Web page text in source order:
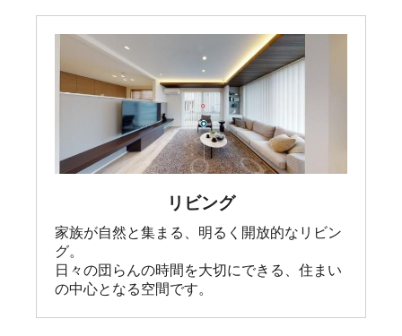
リビング
家族が自然と集まる、明るく開放的なリビン
グ。
日々の団らんの時間を大切にできる、住まい
の中心となる空間です。